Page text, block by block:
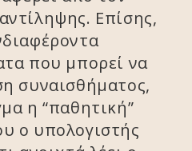
Επίσης,
που μπορεί να
συναισθήματος,
η “παθητική”
ο υπολογιστής